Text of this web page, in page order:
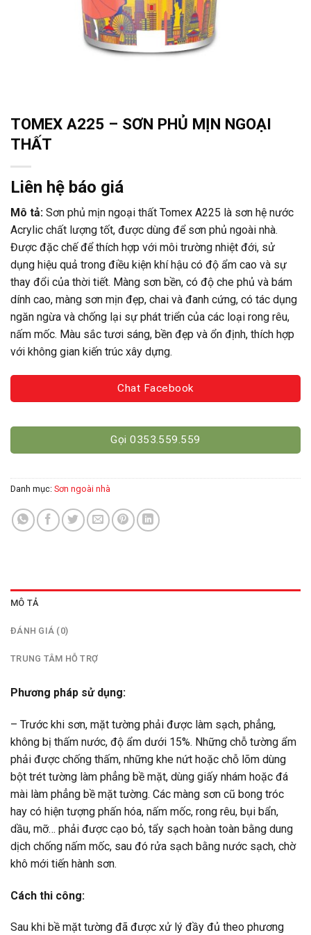
TOMEX A225 – SƠN PHỦ MỊN NGOẠI
THẤT
Liên hệ báo giá
Mô tả: Sơn phủ mịn ngoại thất Tomex A225 là sơn hệ nước
Acrylic chất lượng tốt, được dùng để sơn phủ ngoài nhà.
Được đặc chế để thích hợp với môi trường nhiệt đới, sử
dụng hiệu quả trong điều kiện khí hậu có độ ẩm cao và sự
thay đổi của thời tiết. Màng sơn bền, có độ che phủ và bám
dính cao, màng sơn mịn đẹp, chai và đanh cứng, có tác dụng
ngăn ngừa và chống lại sự phát triển của các loại rong rêu,
nấm mốc. Màu sắc tươi sáng, bền đẹp và ổn định, thích hợp
với không gian kiến trúc xây dựng.
Chat Facebook
Gọi 0353.559.559
Danh mục: Sơn ngoài nhà
MÔ TẢ
ĐÁNH GIÁ (0)
TRUNG TÂM HỖ TRỢ
Phương pháp sử dụng:
– Trước khi sơn, mặt tường phải được làm sạch, phẳng,
không bị thấm nước, độ ẩm dưới 15%. Những chỗ tường ẩm
phải được chống thấm, những khe nứt hoặc chỗ lõm dùng
bột trét tường làm phẳng bề mặt, dùng giấy nhám hoặc đá
mài làm phẳng bề mặt tường. Các màng sơn cũ bong tróc
hay có hiện tượng phấn hóa, nấm mốc, rong rêu, bụi bẩn,
dầu, mỡ… phải được cạo bỏ, tẩy sạch hoàn toàn bằng dung
dịch chống nấm mốc, sau đó rửa sạch bằng nước sạch, chờ
khô mới tiến hành sơn.
Cách thi công:
Sau khi bề mặt tường đã được xử lý đầy đủ theo phương